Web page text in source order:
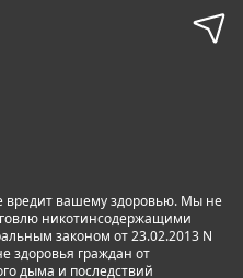
вредит вашему здоровью. Мы не
никотинсодержащими
законом от 23.02.2013 N
здоровья граждан от
дыма и последствий